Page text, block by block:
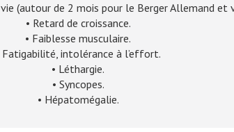
(autour de 2 mois pour le Berger Allemand et
• Retard de croissance.
• Faiblesse musculaire.
Fatigabilité, intolérance à l’effort.
• Léthargie.
• Syncopes.
• Hépatomégalie.